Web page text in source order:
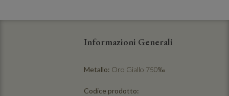
Informazioni Generali
Metallo: Oro Giallo 750‰
Codice prodotto: